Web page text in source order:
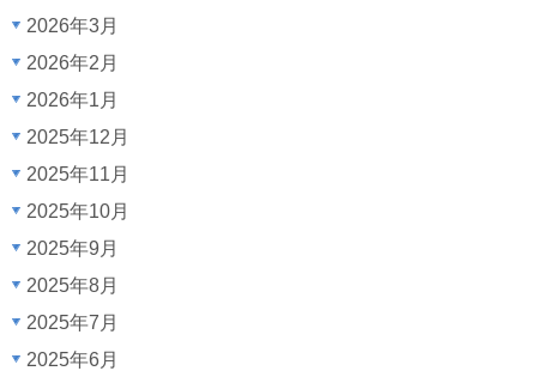
2026年3月
2026年2月
2026年1月
2025年12月
2025年11月
2025年10月
2025年9月
2025年8月
2025年7月
2025年6月